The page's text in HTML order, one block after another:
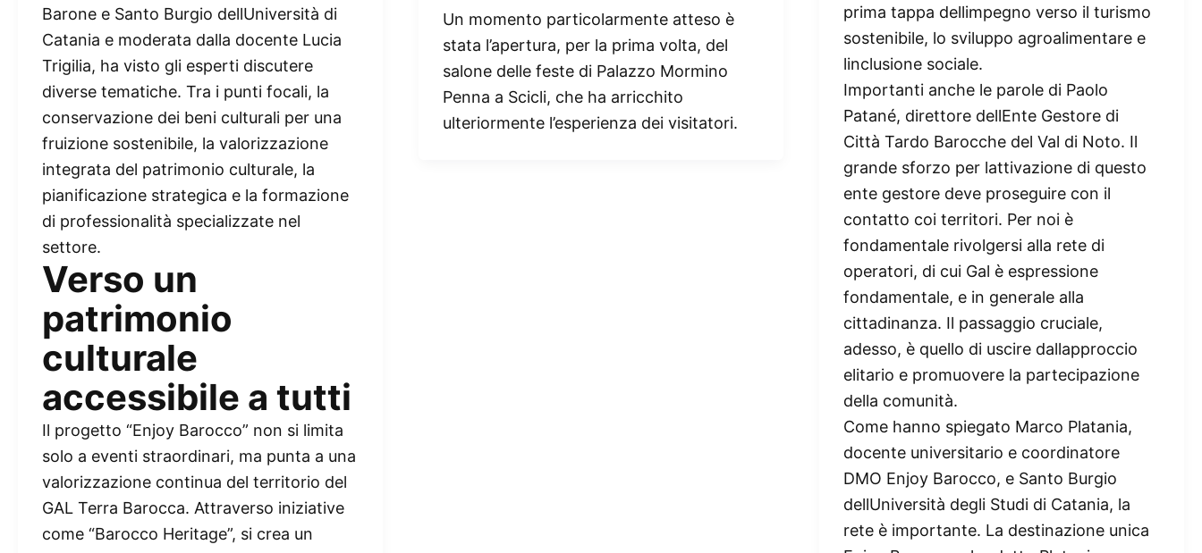
Barone e Santo Burgio dellUniversità di
Catania e moderata dalla docente Lucia
Trigilia, ha visto gli esperti discutere
diverse tematiche. Tra i punti focali, la
conservazione dei beni culturali per una
fruizione sostenibile, la valorizzazione
integrata del patrimonio culturale, la
pianificazione strategica e la formazione
di professionalità specializzate nel
settore.
Verso un
patrimonio
culturale
accessibile a tutti
Il progetto “Enjoy Barocco” non si limita
solo a eventi straordinari, ma punta a una
valorizzazione continua del territorio del
GAL Terra Barocca. Attraverso iniziative
come “Barocco Heritage”, si crea un
Un momento particolarmente atteso è
stata l’apertura, per la prima volta, del
salone delle feste di Palazzo Mormino
Penna a Scicli, che ha arricchito
ulteriormente l’esperienza dei visitatori.
prima tappa dellimpegno verso il turismo
sostenibile, lo sviluppo agroalimentare e
linclusione sociale.
Importanti anche le parole di Paolo
Patané, direttore dellEnte Gestore di
Città Tardo Barocche del Val di Noto. Il
grande sforzo per lattivazione di questo
ente gestore deve proseguire con il
contatto coi territori. Per noi è
fondamentale rivolgersi alla rete di
operatori, di cui Gal è espressione
fondamentale, e in generale alla
cittadinanza. Il passaggio cruciale,
adesso, è quello di uscire dallapproccio
elitario e promuovere la partecipazione
della comunità.
Come hanno spiegato Marco Platania,
docente universitario e coordinatore
DMO Enjoy Barocco, e Santo Burgio
dellUniversità degli Studi di Catania, la
rete è importante. La destinazione unica